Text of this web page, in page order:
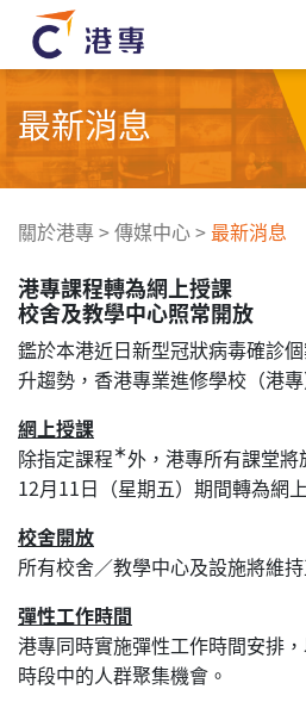
最新消息
關於港專>傳媒中心> 最新消息
港專課程轉為網上授課
校舍及教學中心照常開放
鑑於本港近日新型冠狀病毒確診
升趨勢，香港專業進修學校（港
網上授課
除指定課程＊外，港專所有課堂
12月11日（星期五）期間轉為網
校舍開放
所有校舍／教學中心及設施將維
彈性工作時間
港專同時實施彈性工作時間安排
時段中的人群聚集機會。